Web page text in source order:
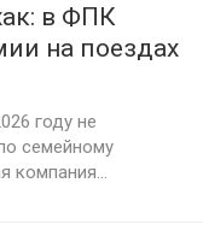
в ФПК
на поездах
году не
семейному
компания...